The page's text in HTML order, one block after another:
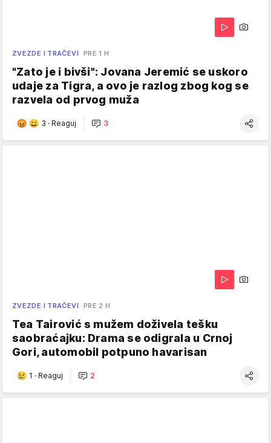
ZVEZDE I TRAČEVI PRE 1 H
"Zato je i bivši": Jovana Jeremić se uskoro
udaje za Tigra, a ovo je razlog zbog kog se
razvela od prvog muža
3 · Reaguj 3
ZVEZDE I TRAČEVI PRE 2 H
Tea Tairović s mužem doživela tešku
saobraćajku: Drama se odigrala u Crnoj
Gori, automobil potpuno havarisan
1 · Reaguj 2